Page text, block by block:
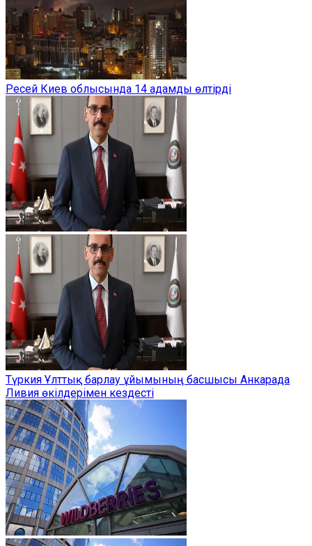
Ресей Киев облысында 14 адамды өлтірді
Түркия Ұлттық барлау ұйымының басшысы Анкарада
Ливия өкілдерімен кездесті